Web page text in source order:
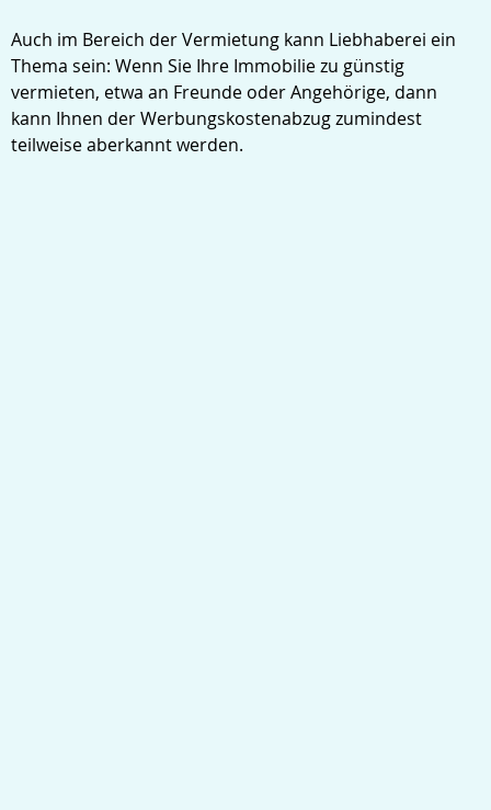
Auch im Bereich der Vermietung kann Liebhaberei ein
Thema sein: Wenn Sie Ihre Immobilie zu günstig
vermieten, etwa an Freunde oder Angehörige, dann
kann Ihnen der Werbungskostenabzug zumindest
teilweise aberkannt werden.